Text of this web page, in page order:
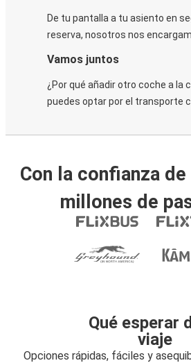
De tu pantalla a tu asiento en
reserva, nosotros nos
Vamos juntos
¿Por qué añadir otro coche a la
puedes optar por el transporte
Con la confianza
millones de
Qué esperar
viaje
Opciones rápidas, fáciles y